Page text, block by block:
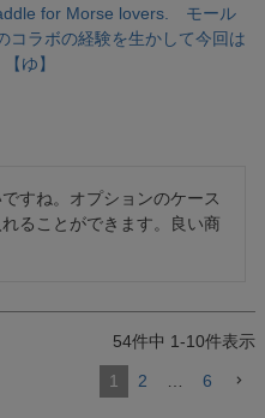
for Morse lovers. モール
ラボの経験を生かして今回は
ゆ】
すね。オプションのケース
ることができます。良い商
54件中 1-10件表示
1 2 6